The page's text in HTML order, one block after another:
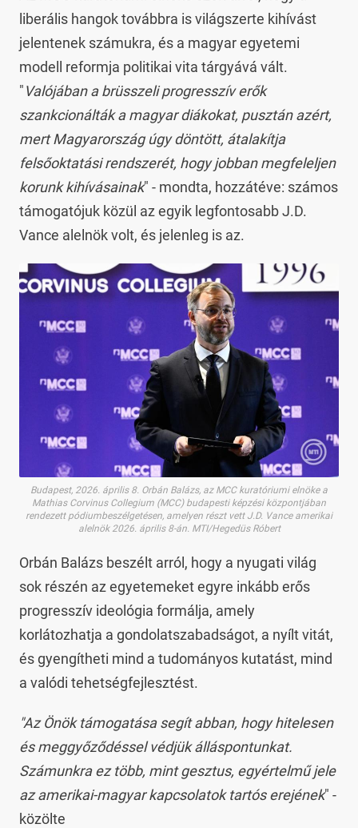
liberális hangok továbbra is világszerte kihívást
jelentenek számukra, és a magyar egyetemi
modell reformja politikai vita tárgyává vált.
"Valójában a brüsszeli progresszív erők
szankcionálták a magyar diákokat, pusztán azért,
mert Magyarország úgy döntött, átalakítja
felsőoktatási rendszerét, hogy jobban megfeleljen
korunk kihívásainak" - mondta, hozzátéve: számos
támogatójuk közül az egyik legfontosabb J.D.
Vance alelnök volt, és jelenleg is az.
Budapest, 2026. április 8. Orbán Balázs, az MCC kuratóriumi elnöke a
Mathias Corvinus Collegium (MCC) budapesti képzési központjában
rendezett pódiumbeszélgetésen, amelyen részt vett J.D. Vance amerikai
alelnök 2026. április 8-án. MTI/Hegedüs Róbert
Orbán Balázs beszélt arról, hogy a nyugati világ
sok részén az egyetemeket egyre inkább erős
progresszív ideológia formálja, amely
korlátozhatja a gondolatszabadságot, a nyílt vitát,
és gyengítheti mind a tudományos kutatást, mind
a valódi tehetségfejlesztést.
"Az Önök támogatása segít abban, hogy hitelesen
és meggyőződéssel védjük álláspontunkat.
Számunkra ez több, mint gesztus, egyértelmű jele
az amerikai-magyar kapcsolatok tartós erejének" -
közölte